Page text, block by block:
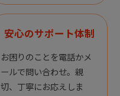
安心のサポート体制
お困りのことを電話かメ
ールで問い合わせ。親
切、丁寧にお応えしま